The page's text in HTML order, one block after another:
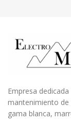
Empresa
mantenimiento
gama blanca,